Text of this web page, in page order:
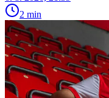
2 min